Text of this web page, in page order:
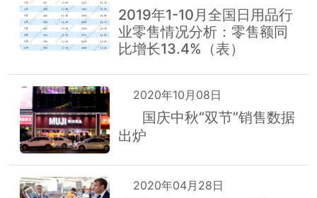
2019年1-10月全国日用品行
业零售情况分析：零售额同
比增长13.4%（表）
2020年10月08日
国庆中秋“双节”销售数据
出炉
2020年04月28日